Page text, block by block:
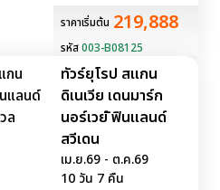
ราคาเริ่มต้น 219,888
รหัส003-B08125
ทัวร์ยุโรป สแกน
ดิเนเวีย เดนมาร์ก
นอร์เวย์ ิฟินแลนด์
สวีเดน
เม.ย.69 - ต.ค.69
10 วัน 7 คืน